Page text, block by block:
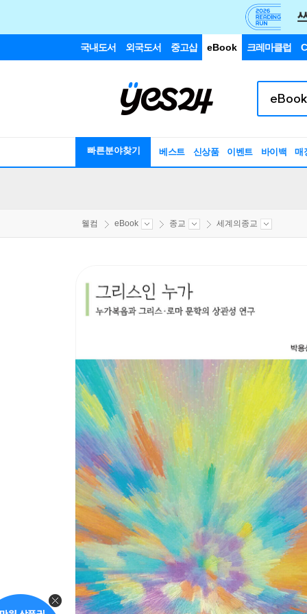
국내도서 외국도서 중고샵 eBook 크레마클럽
빠른분야찾기 베스트 신상품 이벤트 바이백 매
웰컴 eBook 종교 세계의종교